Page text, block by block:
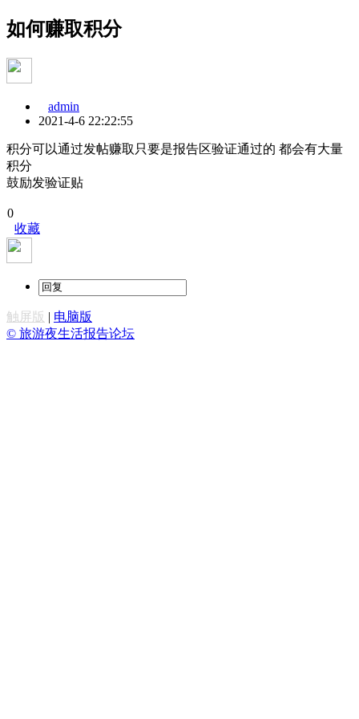
如何赚取积分
admin
2021-4-6 22:22:55
积分可以通过发帖赚取只要是报告区验证通过的 都会有大量
积分
鼓励发验证贴
0
收藏
触屏版 | 电脑版
© 旅游夜生活报告论坛